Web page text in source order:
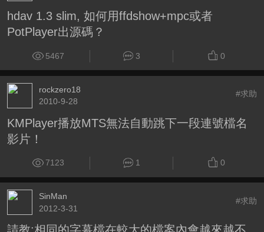
hdav 1.3 slim, 如何用ffdshow+mpc或者
PotPlayer出源碼？
5467 3 0
rockzero18
2010-9-28
#求助
KMPlayer播放MTS無法自動跳下一段連號檔名
影片！
7123 1 0
SinMan
2012-3-31
#求助